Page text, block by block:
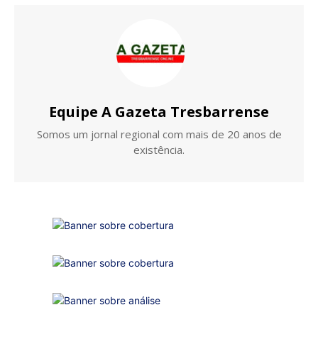
Equipe A Gazeta Tresbarrense
Somos um jornal regional com mais de 20 anos de
existência.